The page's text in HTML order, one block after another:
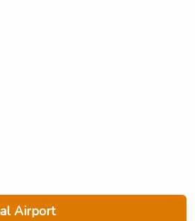
Airport